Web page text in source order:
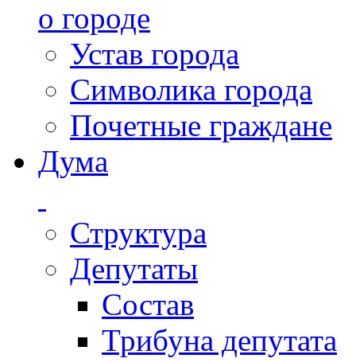
о городе
Устав города
Символика города
Почетные граждане
Дума
Структура
Депутаты
Состав
Трибуна депутата